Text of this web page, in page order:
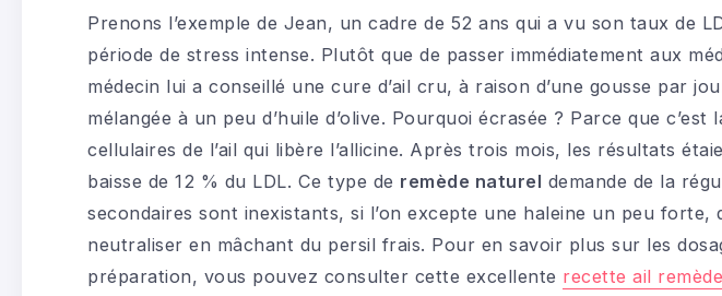
Prenons l’exemple de Jean, un cadre de 52 ans qui a vu son taux de
période de stress intense. Plutôt que de passer immédiatement aux
médecin lui a conseillé une cure d’ail cru, à raison d’une gousse par
mélangée à un peu d’huile d’olive. Pourquoi écrasée ? Parce que
cellulaires de l’ail qui libère l’allicine. Après trois mois, les résultats
baisse de 12 % du LDL. Ce type de remède naturel demande de la
secondaires sont inexistants, si l’on excepte une haleine un peu forte,
neutraliser en mâchant du persil frais. Pour en savoir plus sur les
préparation, vous pouvez consulter cette excellente recette ail